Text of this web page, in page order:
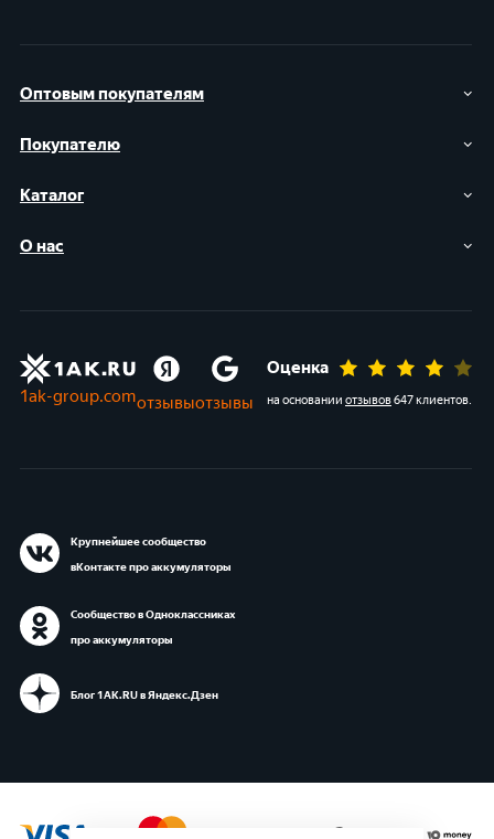
Оптовым покупателям
Покупателю
Каталог
О нас
1ak-group.comотзывыотзывы
Оценка
на основании отзывов647 клиентов.
Крупнейшее сообщество
вКонтакте про аккумуляторы
Сообщество в Одноклассниках
про аккумуляторы
Блог 1АК.RU в Яндекс.Дзен